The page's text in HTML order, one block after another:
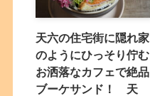
天六の住宅街に隠れ家
のようにひっそり佇む
お洒落なカフェで絶品
ブーケサンド！ 天